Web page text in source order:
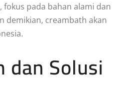
pada bahan alami dan
demikian, creambath akan
dan Solusi